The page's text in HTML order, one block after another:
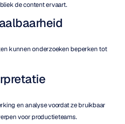
de content ervaart.
kunnen onderzoeken beperken tot
en analyse voordat ze bruikbaar
voor productieteams.